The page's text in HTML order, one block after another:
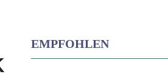
EMPFOHLEN